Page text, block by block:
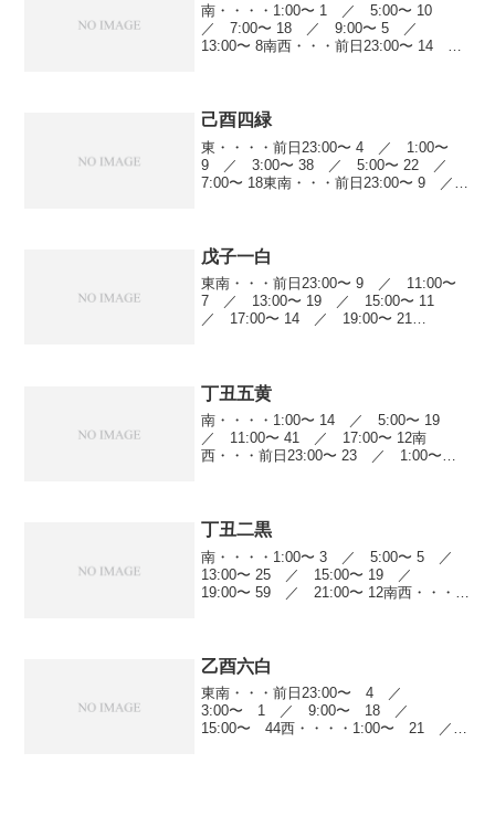
南・・・・1:00〜 1 ／ 5:00〜 10
／ 7:00〜 18 ／ 9:00〜 5 ／
13:00〜 8南西・・・前日23:00〜 14
己酉四緑
東・・・・前日23:00〜 4 ／ 1:00〜
9 ／ 3:00〜 38 ／ 5:00〜 22 ／
7:00〜 18東南・・・前日23:00〜 9 ／
戊子一白
東南・・・前日23:00〜 9 ／ 11:00〜
7 ／ 13:00〜 19 ／ 15:00〜 11
／ 17:00〜 14 ／ 19:00〜 21
丁丑五黄
南・・・・1:00〜 14 ／ 5:00〜 19
／ 11:00〜 41 ／ 17:00〜 12南
西・・・前日23:00〜 23 ／ 1:00〜
丁丑二黒
南・・・・1:00〜 3 ／ 5:00〜 5 ／
13:00〜 25 ／ 15:00〜 19 ／
19:00〜 59 ／ 21:00〜 12南西・・・
乙酉六白
東南・・・前日23:00〜 4 ／
3:00〜 1 ／ 9:00〜 18 ／
15:00〜 44西・・・・1:00〜 21 ／